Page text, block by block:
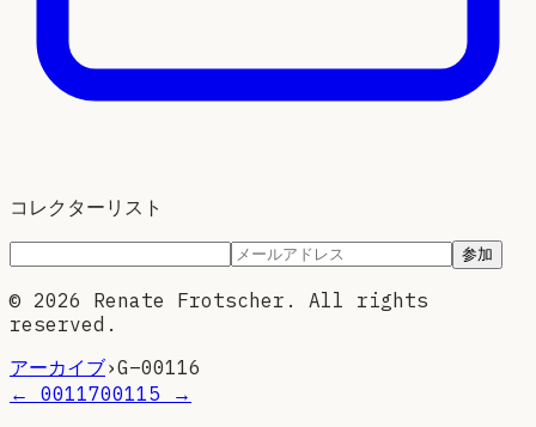
コレクターリスト
参加
© 2026 Renate Frotscher. All rights
reserved.
アーカイブ›G–00116
← 0011700115 →